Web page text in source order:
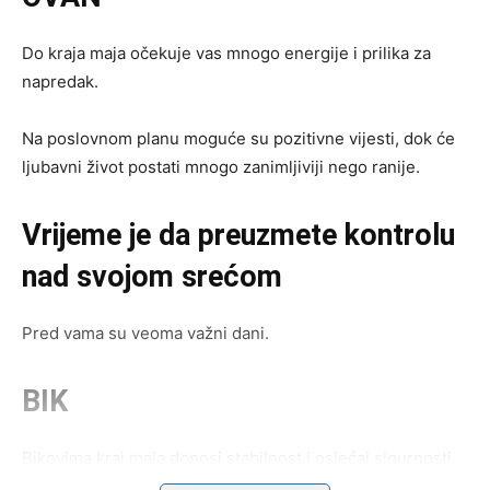
Do kraja maja očekuje vas mnogo energije i prilika za
napredak.
Na poslovnom planu moguće su pozitivne vijesti, dok će
ljubavni život postati mnogo zanimljiviji nego ranije.
Vrijeme je da preuzmete kontrolu
nad svojom srećom
Pred vama su veoma važni dani.
BIK